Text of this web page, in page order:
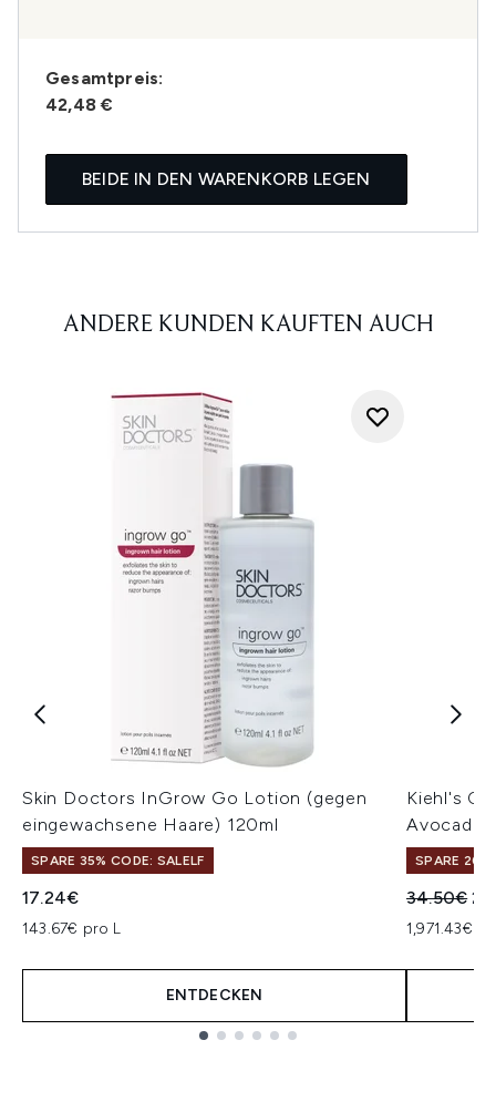
Gesamtpreis:
42,48 €
BEIDE IN DEN WARENKORB LEGEN
ANDERE KUNDEN KAUFTEN AUCH
Skin Doctors InGrow Go Lotion (gegen
eingewachsene Haare) 120ml
SPARE 35% CODE: SALELF
17.24€
143.67€ pro L
ENTDECKEN
Kiehl's
Avocado
SPARE 20%
34.50€
1,971.43€